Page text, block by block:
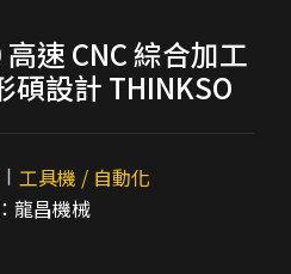
速 CNC 綜合加工
碩設計 THINKSO
工具機 / 自動化
龍昌機械